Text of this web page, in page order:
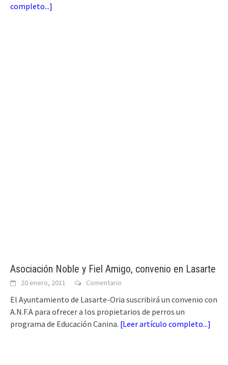
completo...]
Asociación Noble y Fiel Amigo, convenio en Lasarte
20 enero, 2011 Comentario
El Ayuntamiento de Lasarte-Oria suscribirá un convenio con
A.N.F.A para ofrecer a los propietarios de perros un
programa de Educación Canina. [Leer artículo completo...]